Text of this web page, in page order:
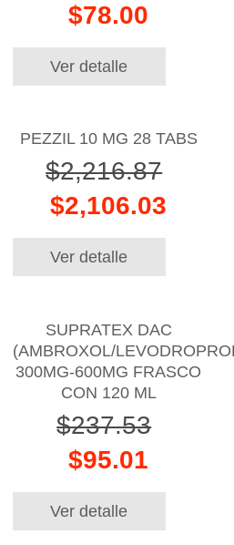
$78.00
Ver detalle
PEZZIL 10 MG 28 TABS
$2,216.87
$2,106.03
Ver detalle
SUPRATEX DAC
(AMBROXOL/
300MG-600MG FRASCO
CON 120 ML
$237.53
$95.01
Ver detalle